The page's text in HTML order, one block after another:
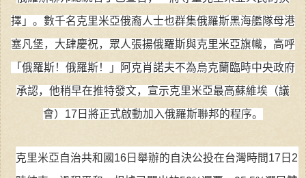
擇」。 數千名克里米亞俄裔人士也群集俄羅斯黑海艦隊母港
塞凡堡，大肆慶祝，眾人張揚俄羅斯與克里米亞旗幟，高呼
「俄羅斯！俄羅斯！」
阿克肖諾夫不為烏克蘭臨時中央政府
承認，他稍早在推特發文，宣示克里米亞最高蘇維埃（議
會）17日將正式啟動加入俄羅斯聯邦的程序。
克里米亞自治共和國16日舉辦的自決公投在台灣時間17日2